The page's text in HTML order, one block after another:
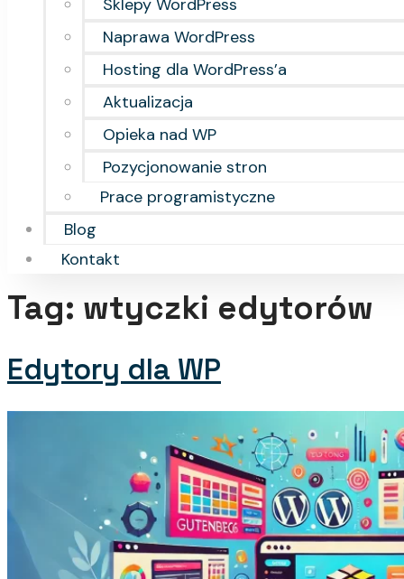
Sklepy WordPress
Naprawa WordPress
Hosting dla WordPress’a
Aktualizacja
Opieka nad WP
Pozycjonowanie stron
Prace programistyczne
Blog
Kontakt
Tag: wtyczki edytorów
Edytory dla WP